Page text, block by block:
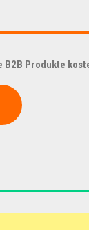
Produkte